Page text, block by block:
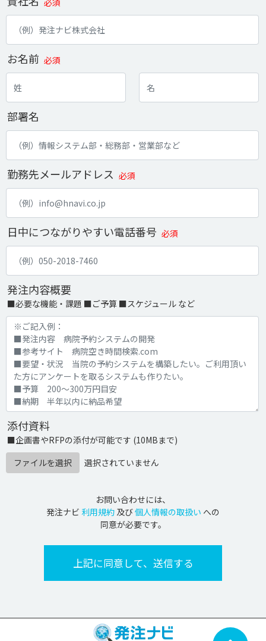
必須
お名前 必須
部署名
勤務先メールアドレス 必須
日中につながりやすい電話番号 必須
発注内容概要
■必要な機能・課題 ■ご予算 ■スケジュール など
添付資料
■企画書やRFPの添付が可能です (10MBまで)
ファイルを選択
選択されていません
お問い合わせには、
発注ナビ 利用規約 及び個人情報の取扱い への
同意が必要です。